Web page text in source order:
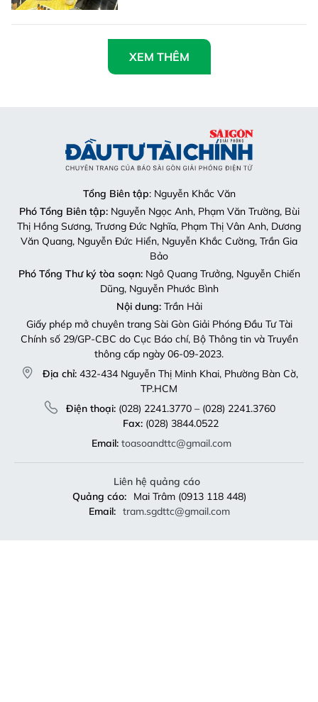
XEM THÊM
Tổng Biên tập: Nguyễn Khắc Văn
Phó Tổng Biên tập:Nguyễn Ngọc Anh, Phạm Văn Trường, Bùi
Thị Hồng Sương, Trương Đức Nghĩa, Phạm Thị Vân Anh, Dương
Văn Quang, Nguyễn Đức Hiển, Nguyễn Khắc Cường, Trần Gia
Bảo
Phó Tổng Thư ký tòa soạn:Ngô Quang Trưởng, Nguyễn Chiến
Dũng, Nguyễn Phước Bình
Nội dung:Trần Hải
Giấy phép mở chuyên trang Sài Gòn Giải Phóng Đầu Tư Tài
Chính số 29/GP-CBC do Cục Báo chí, Bộ Thông tin và Truyền
thông cấp ngày 06-09-2023.
Địa chỉ: 432-434 Nguyễn Thị Minh Khai, Phường Bàn Cờ,
TP.HCM
Điện thoại:(028) 2241.3770 – (028) 2241.3760
Fax:(028) 3844.0522
Email: toasoandttc@gmail.com
Liên hệ quảng cáo
Quảng cáo:
Mai Trâm (0913 118 448)
Email: tram.sgdttc@gmail.com